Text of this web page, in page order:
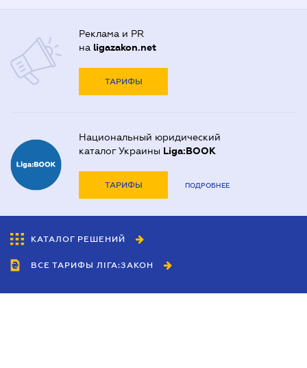
Реклама и PR
на ligazakon.net
ТАРИФЫ
Национальный юридический
каталог Украины Liga:BOOK
ТАРИФЫ ПОДРОБНЕЕ
КАТАЛОГ РЕШЕНИЙ
ВСЕ ТАРИФЫ ЛІГА:ЗАКОН